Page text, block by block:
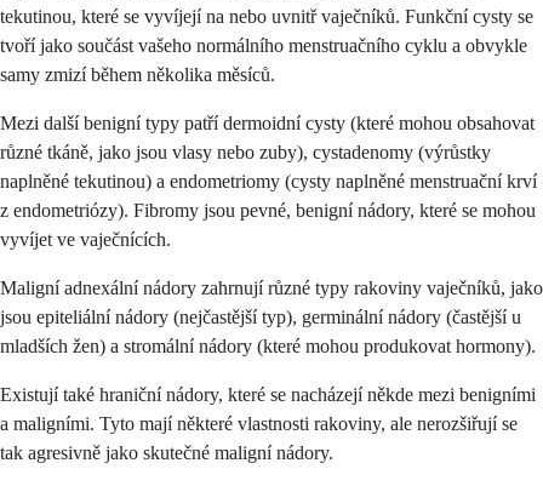
tekutinou, které se vyvíjejí na nebo uvnitř vaječníků. Funkční cysty se
tvoří jako součást vašeho normálního menstruačního cyklu a obvykle
samy zmizí během několika měsíců.
Mezi další benigní typy patří dermoidní cysty (které mohou obsahovat
různé tkáně, jako jsou vlasy nebo zuby), cystadenomy (výrůstky
naplněné tekutinou) a endometriomy (cysty naplněné menstruační krví
z endometriózy). Fibromy jsou pevné, benigní nádory, které se mohou
vyvíjet ve vaječnících.
Maligní adnexální nádory zahrnují různé typy rakoviny vaječníků, jako
jsou epiteliální nádory (nejčastější typ), germinální nádory (častější u
mladších žen) a stromální nádory (které mohou produkovat hormony).
Existují také hraniční nádory, které se nacházejí někde mezi benigními
a maligními. Tyto mají některé vlastnosti rakoviny, ale nerozšiřují se
tak agresivně jako skutečné maligní nádory.